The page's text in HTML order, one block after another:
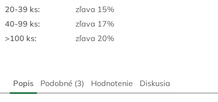
20-39 ks:
zľava 15%
40-99 ks:
zľava 17%
>100 ks: zľava 20%
Popis Podobné (3) Hodnotenie Diskusia